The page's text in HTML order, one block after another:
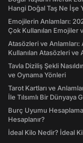
Hangi Doğal Taş Ne İşe
Emojilerin Anlamları:
Çok Kullanılan Emojiler
Atasözleri ve Anlamları:
Kullanılan Atasözleri ve
Tavla Diziliş Şekli
ve Oynama Yönleri
Tarot Kartları ve
İle Tılsımlı Bir Dünyaya
Burç Uyumu
Hesaplanır?
İdeal Kilo Nedir? İdeal